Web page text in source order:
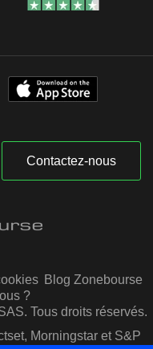
Contactez-nous
Blog Zonebourse
?
Tous droits réservés.
Morningstar et S&P